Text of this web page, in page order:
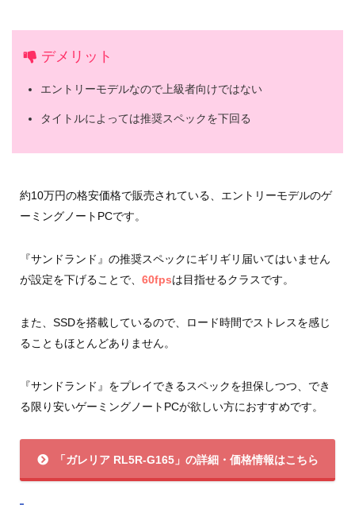
デメリット
エントリーモデルなので上級者向けではない
タイトルによっては推奨スペックを下回る
約10万円の格安価格で販売されている、エントリーモデルのゲ
ーミングノートPCです。
『サンドランド』の推奨スペックにギリギリ届いてはいません
が設定を下げることで、 60fpsは目指せるクラスです。
また、SSDを搭載しているので、ロード時間でストレスを感じ
ることもほとんどありません。
『サンドランド』をプレイできるスペックを担保しつつ、でき
る限り安いゲーミングノートPCが欲しい方におすすめです。
「ガレリア RL5R-G165」の詳細・価格情報はこちら